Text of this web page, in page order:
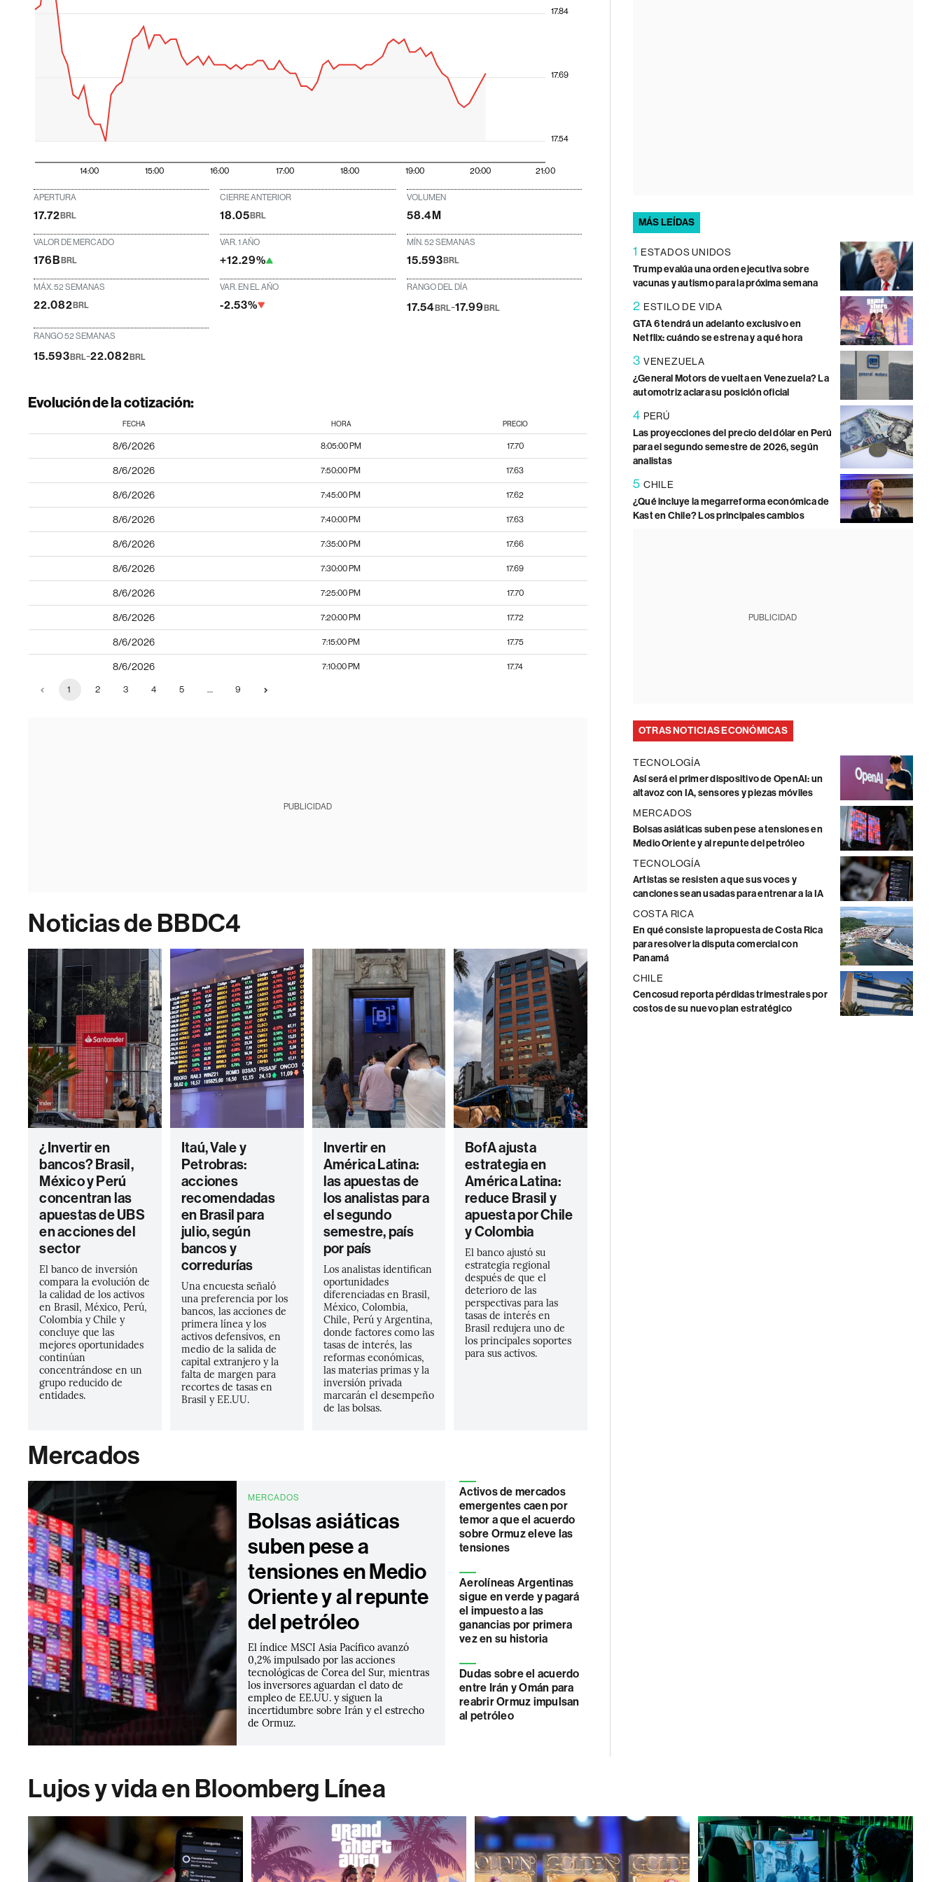
14:00 15:00 16:00 17:00 18:00 19:00 20:00 21:00
17.54
17.69
17.84
APERTURA
17.72BRL
CIERRE ANTERIOR
18.05BRL
VOLUMEN
58.4M
VALOR DE MERCADO
176BBRL
VAR. 1 AÑO
+12.29%
MÍN. 52 SEMANAS
15.593BRL
MÁX. 52 SEMANAS
22.082BRL
VAR. EN EL AÑO
-2.53%
RANGO DEL DÍA
17.54 BRL-17.99 BRL
RANGO 52 SEMANAS
15.593BRL-22.082BRL
Evolución de la cotización:
FECHA HORA PRECIO
8/6/2026 8:05:00 PM 17.70
8/6/2026 7:50:00 PM 17.63
8/6/2026 7:45:00 PM 17.62
8/6/2026 7:40:00 PM 17.63
8/6/2026 7:35:00 PM 17.66
8/6/2026 7:30:00 PM 17.69
8/6/2026 7:25:00 PM 17.70
8/6/2026 7:20:00 PM 17.72
8/6/2026 7:15:00 PM 17.75
8/6/2026 7:10:00 PM 17.74
1 2 3 4 5 … 9
PUBLICIDAD
Noticias de BBDC4
¿Invertir en
bancos? Brasil,
México y Perú
concentran las
apuestas de UBS
en acciones del
sector
El banco de inversión
compara la evolución de
la calidad de los activos
en Brasil, México, Perú,
Colombia y Chile y
concluye que las
mejores oportunidades
continúan
concentrándose en un
grupo reducido de
entidades.
Itaú, Vale y
Petrobras:
acciones
recomendadas
en Brasil para
julio, según
bancos y
corredurías
Una encuesta señaló
una preferencia por los
bancos, las acciones de
primera línea y los
activos defensivos, en
medio de la salida de
capital extranjero y la
falta de margen para
recortes de tasas en
Brasil y EE.UU.
Invertir en
América Latina:
las apuestas de
los analistas para
el segundo
semestre, país
por país
Los analistas identifican
oportunidades
diferenciadas en Brasil,
México, Colombia,
Chile, Perú y Argentina,
donde factores como las
tasas de interés, las
reformas económicas,
las materias primas y la
inversión privada
marcarán el desempeño
de las bolsas.
BofA ajusta
estrategia en
América Latina:
reduce Brasil y
apuesta por Chile
y Colombia
El banco ajustó su
estrategia regional
después de que el
deterioro de las
perspectivas para las
tasas de interés en
Brasil redujera uno de
los principales soportes
para sus activos.
Mercados
MERCADOS
Bolsas asiáticas
suben pese a
tensiones en Medio
Oriente y al repunte
del petróleo
El índice MSCI Asia Pacífico avanzó
0,2% impulsado por las acciones
tecnológicas de Corea del Sur, mientras
los inversores aguardan el dato de
empleo de EE.UU. y siguen la
incertidumbre sobre Irán y el estrecho
de Ormuz.
Activos de mercados
emergentes caen por
temor a que el acuerdo
sobre Ormuz eleve las
tensiones
Aerolíneas Argentinas
sigue en verde y pagará
el impuesto a las
ganancias por primera
vez en su historia
Dudas sobre el acuerdo
entre Irán y Omán para
reabrir Ormuz impulsan
al petróleo
MÁS LEÍDAS
1 ESTADOS UNIDOS
Trump evalúa una orden ejecutiva sobre
vacunas y autismo para la próxima semana
2 ESTILO DE VIDA
GTA 6 tendrá un adelanto exclusivo en
Netflix: cuándo se estrena y a qué hora
3 VENEZUELA
¿General Motors de vuelta en Venezuela? La
automotriz aclara su posición oficial
4 PERÚ
Las proyecciones del precio del dólar en Perú
para el segundo semestre de 2026, según
analistas
5 CHILE
¿Qué incluye la megarreforma económica de
Kast en Chile? Los principales cambios
PUBLICIDAD
OTRAS NOTICIAS ECONÓMICAS
TECNOLOGÍA
Así será el primer dispositivo de OpenAI: un
altavoz con IA, sensores y piezas móviles
MERCADOS
Bolsas asiáticas suben pese a tensiones en
Medio Oriente y al repunte del petróleo
TECNOLOGÍA
Artistas se resisten a que sus voces y
canciones sean usadas para entrenar a la IA
COSTA RICA
En qué consiste la propuesta de Costa Rica
para resolver la disputa comercial con
Panamá
CHILE
Cencosud reporta pérdidas trimestrales por
costos de su nuevo plan estratégico
Lujos y vida en Bloomberg Línea